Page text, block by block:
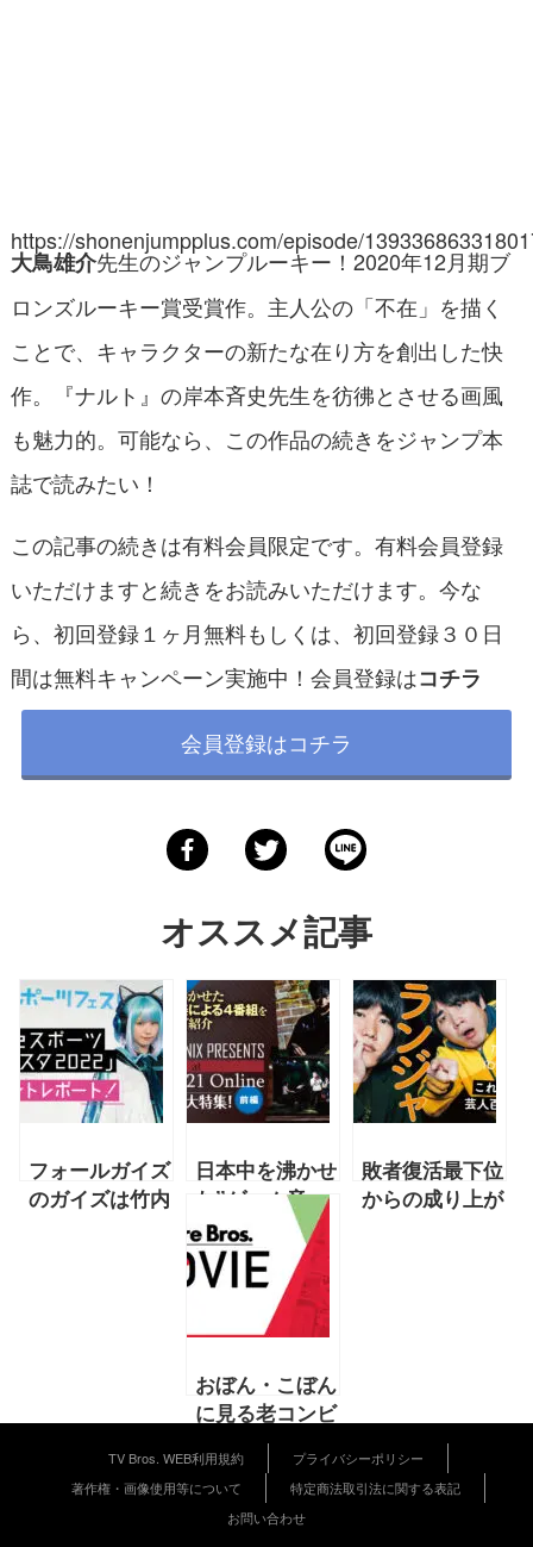
https://shonenjumpplus.com/episode/
大鳥雄介先生のジャンプルーキー！2020年12月期ブ
ロンズルーキー賞受賞作。主人公の「不在」を描く
ことで、キャラクターの新たな在り方を創出した快
作。『ナルト』の岸本斉史先生を彷彿とさせる画風
も魅力的。可能なら、この作品の続きをジャンプ本
誌で読みたい！
この記事の続きは有料会員限定です。有料会員登録
いただけますと続きをお読みいただけます。今な
ら、初回登録１ヶ月無料もしくは、初回登録３０日
間は無料キャンペーン実施中！会員登録はコチラ
会員登録はコチラ
オススメ記事
フォールガイズ
のガイズは竹内
日本中を沸かせ
た”ゲーム音
楽”の魅力を伝
える４番組を前
後編でご紹介
SQUARE ENIX
PRESENTS at
TGS 2021
Online 音楽番
組大特集！前編
敗者復活最下位
からの成り上が
おぼん・こぼん
に見る老コンビ
の花道＆『スタ
ーダスト』映画
星取り【2021
年10月号映画
TV Bros. WEB利用規約
プライバシーポリシー
著作権・画像使用等について
特定商法取引法に関する表記
お問い合わせ